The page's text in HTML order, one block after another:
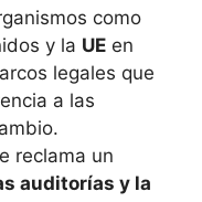
como
y la UE en
legales que
a las
reclama un
auditorías y la